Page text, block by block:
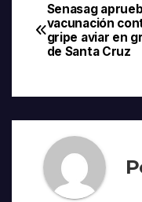
de
Senasag
vacunación
gripe aviar en
de Santa Cruz